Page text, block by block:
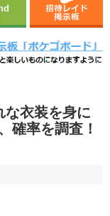
な衣装を身に
確率を調査！